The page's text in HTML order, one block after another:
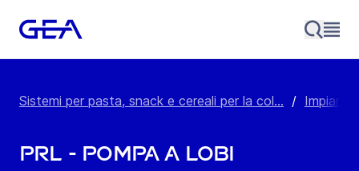
Sistemi per pasta, snack e cereali per la col... / Impianti
PRL - Pompa a lobi